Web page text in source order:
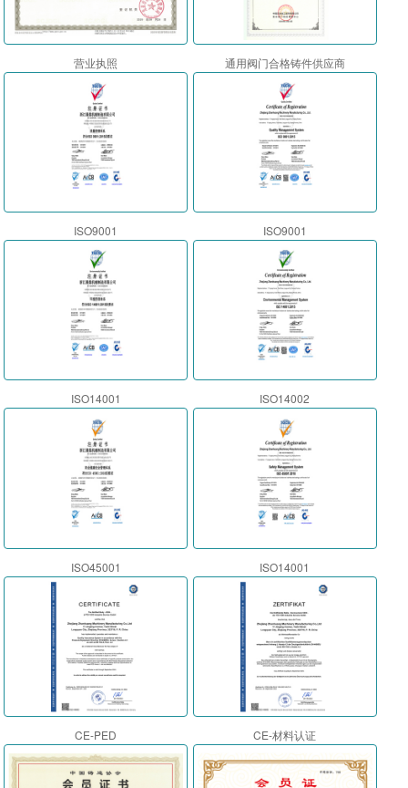
营业执照 通用阀门合格铸件供应商
ISO9001 ISO9001
ISO14001 ISO14002
ISO45001 ISO14001
CE-PED CE-材料认证